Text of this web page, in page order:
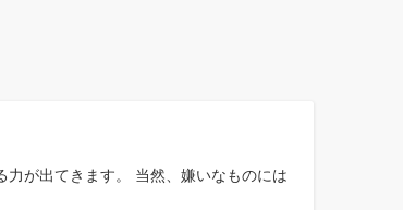
が出てきます。 当然、嫌いなものには